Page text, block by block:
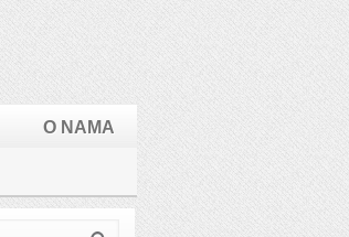
O NAMA